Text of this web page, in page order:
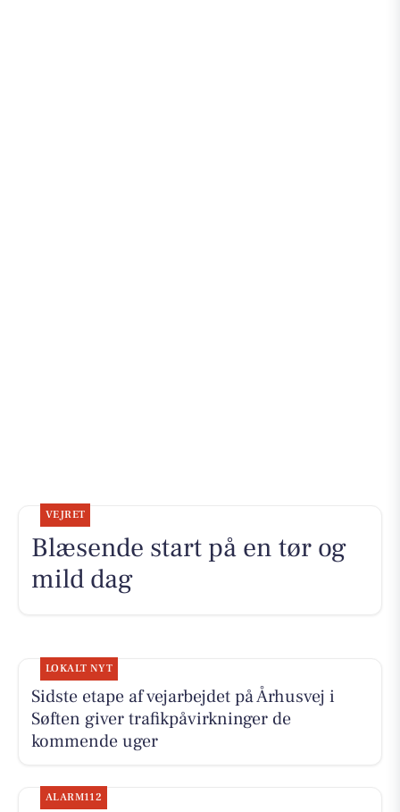
VEJRET
Blæsende start på en tør og
mild dag
LOKALT NYT
Sidste etape af vejarbejdet på Århusvej i
Søften giver trafikpåvirkninger de
kommende uger
ALARM112